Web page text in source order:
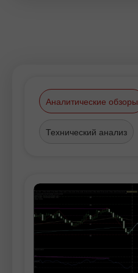
Аналитические обзоры
Технический анализ